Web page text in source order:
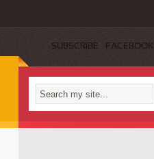
SUBSCRIBE FACEBOOK